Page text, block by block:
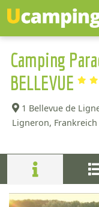
Camping
BELLEVUE
1 Bellevue de
Ligneron, Frankreich